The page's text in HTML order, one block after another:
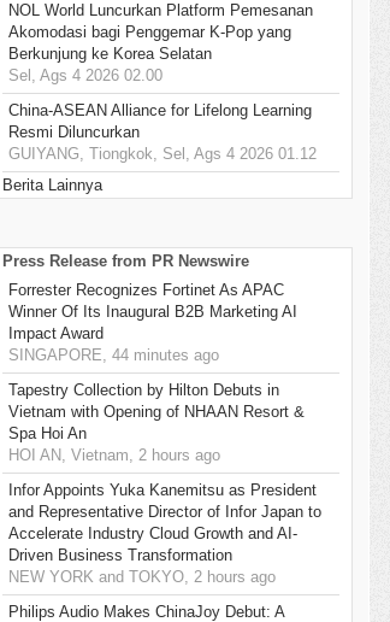
NOL World Luncurkan Platform Pemesanan
Akomodasi bagi Penggemar K-Pop yang
Berkunjung ke Korea Selatan
Sel, Ags 4 2026 02.00
China-ASEAN Alliance for Lifelong Learning
Resmi Diluncurkan
GUIYANG, Tiongkok, Sel, Ags 4 2026 01.12
Berita Lainnya
Press Release from PR Newswire
Forrester Recognizes Fortinet As APAC
Winner Of Its Inaugural B2B Marketing AI
Impact Award
SINGAPORE, 44 minutes ago
Tapestry Collection by Hilton Debuts in
Vietnam with Opening of NHAAN Resort &
Spa Hoi An
HOI AN, Vietnam, 2 hours ago
Infor Appoints Yuka Kanemitsu as President
and Representative Director of Infor Japan to
Accelerate Industry Cloud Growth and AI-
Driven Business Transformation
NEW YORK and TOKYO, 2 hours ago
Philips Audio Makes ChinaJoy Debut: A